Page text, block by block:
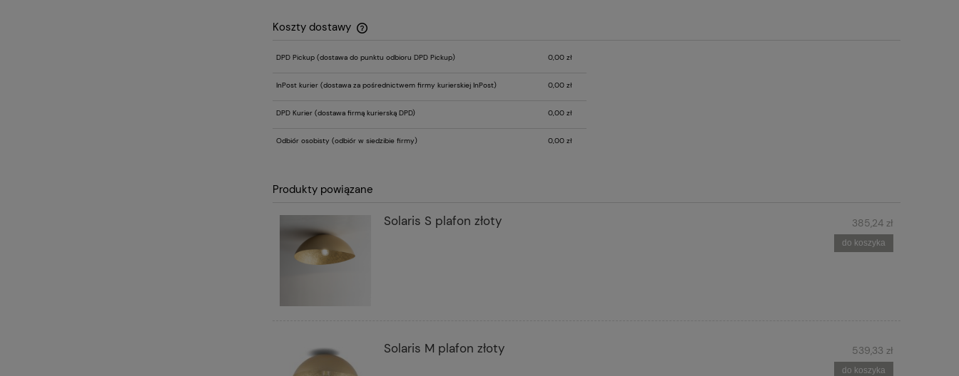
Koszty dostawy
Cena nie zawiera ewentualnych kosztów
DPD Pickup (dostawa do punktu odbioru DPD Pickup) 0,00 zł
InPost kurier (dostawa za pośrednictwem firmy kurierskiej InPost) 0,00 zł
DPD Kurier (dostawa firmą kurierską DPD) 0,00 zł
Odbiór osobisty (odbiór w siedzibie firmy) 0,00 zł
Produkty powiązane
Solaris S plafon złoty 385,24 zł
do koszyka
Solaris M plafon złoty 539,33 zł
do koszyka